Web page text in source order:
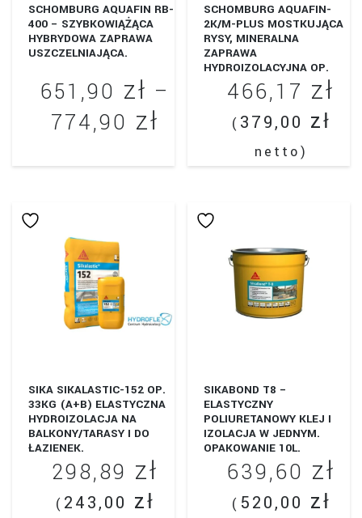
SCHOMBURG AQUAFIN RB-
400 – SZYBKOWIĄŻĄCA
HYBRYDOWA ZAPRAWA
USZCZELNIAJĄCA.
651,90 zł –
774,90 zł Zakres
651,90 zł
774,90 zł
wiele
wariantów.
produktu
SCHOMBURG AQUAFIN-
2K/M-PLUS MOSTKUJĄCA
RYSY, MINERALNA
ZAPRAWA
HYDROIZOLACYJNA OP.
466,17 zł
( 379,00 zł
netto)
SIKA SIKALASTIC-152 OP.
33KG (A+B) ELASTYCZNA
HYDROIZOLACJA NA
BALKONY/TARASY I DO
ŁAZIENEK.
298,89 zł
( 243,00 zł
SIKABOND T8 –
ELASTYCZNY
POLIURETANOWY KLEJ I
IZOLACJA W JEDNYM.
OPAKOWANIE 10L.
639,60 zł
( 520,00 zł